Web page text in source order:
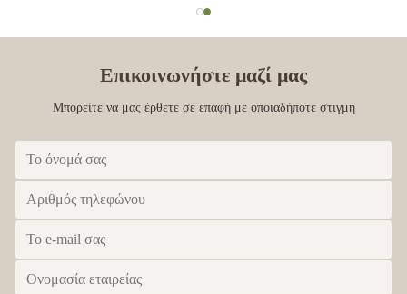
Επικοινωνήστε μαζί μας
Μπορείτε να μας έρθετε σε επαφή με οποιαδήποτε στιγμή